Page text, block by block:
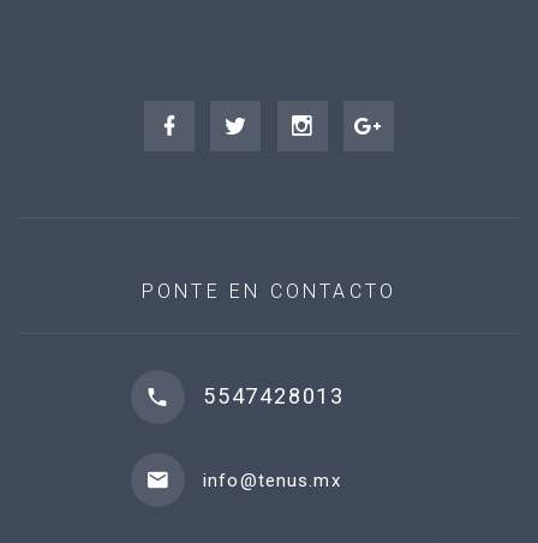
PONTE EN CONTACTO
5547428013
info@tenus.mx